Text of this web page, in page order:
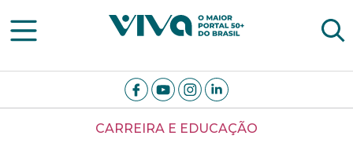
Viva Notícias
CARREIRA E EDUCAÇÃO